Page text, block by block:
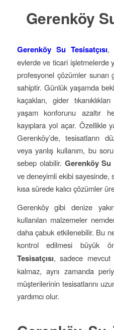
Gerenköy
Gerenköy Su Tesisatçısı,
evlerde ve ticari işletmelerde
profesyonel çözümler sunan
sahiptir. Günlük yaşamda
kaçakları, gider
yaşam konforunu azaltır
kayıplara yol açar. Özellikle
Gerenköy’de, tesisatların
veya yanlış kullanım, bu
sebep olabilir. Gerenköy Su
ve deneyimli ekibi sayesinde,
kısa sürede kalıcı çözümler
Gerenköy gibi denize
kullanılan malzemeler
daha çabuk etkilenebilir. Bu
kontrol edilmesi büyük
Tesisatçısı, sadece mevcut
kalmaz, aynı zamanda
müşterilerinin tesisatlarını
yardımcı olur.